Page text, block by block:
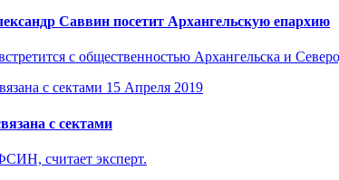
Саввин посетит Архангельскую епархию
с общественностью Архангельска и
15 Апреля 2019
с сектами
считает эксперт.